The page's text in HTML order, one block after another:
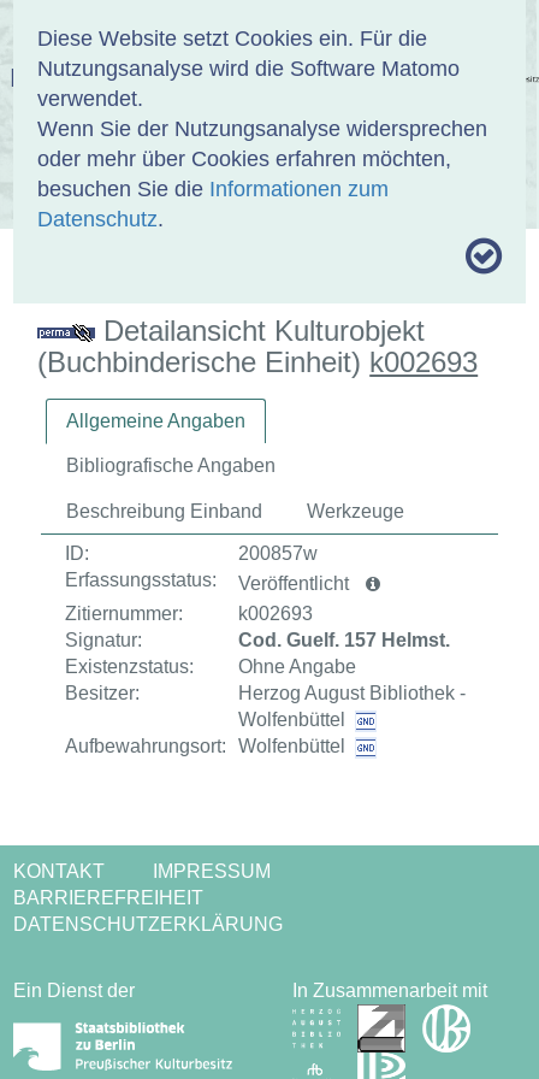
Diese Website setzt Cookies ein. Für die
Nutzungsanalyse wird die Software Matomo
verwendet.
Wenn Sie der Nutzungsanalyse widersprechen
oder mehr über Cookies erfahren möchten,
besuchen Sie die Informationen zum
Datenschutz.
EINBANDDATENBANK
ÜBER UNS SAMMLUNGEN SUCHE
Detailansicht Kulturobjekt
(Buchbinderische Einheit) k002693
Allgemeine Angaben
Bibliografische Angaben
Beschreibung Einband Werkzeuge
ID:
200857w
Erfassungsstatus:
Veröffentlicht
Zitiernummer:
k002693
Signatur:
Cod. Guelf. 157 Helmst.
Existenzstatus:
Ohne Angabe
Besitzer:
Herzog August Bibliothek -
Wolfenbüttel
Aufbewahrungsort:
Wolfenbüttel
KONTAKT
IMPRESSUM
BARRIEREFREIHEIT
DATENSCHUTZERKLÄRUNG
Ein Dienst der In Zusammenarbeit mit